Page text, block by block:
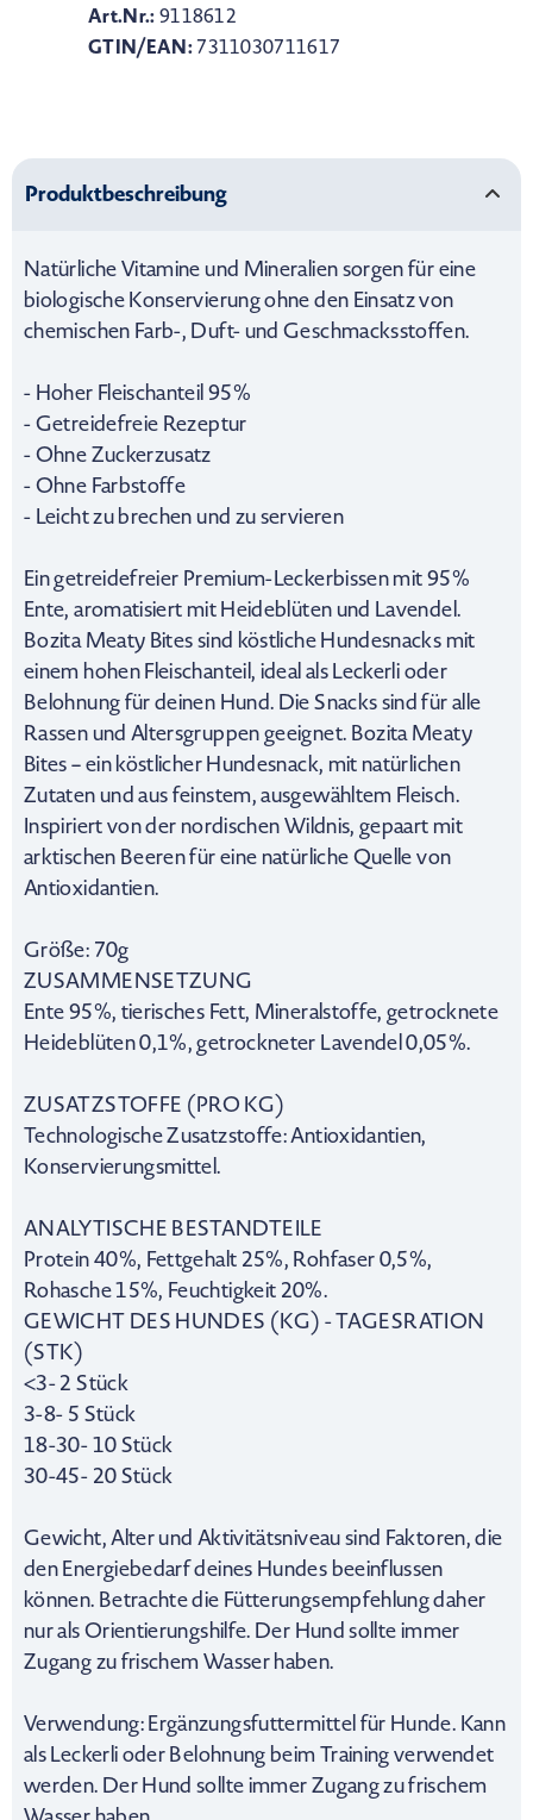
Art.Nr.:9118612
GTIN/EAN:7311030711617
Produktbeschreibung
Natürliche Vitamine und Mineralien sorgen für eine
biologische Konservierung ohne den Einsatz von
chemischen Farb-, Duft- und Geschmacksstoffen.
- Hoher Fleischanteil 95%
- Getreidefreie Rezeptur
- Ohne Zuckerzusatz
- Ohne Farbstoffe
- Leicht zu brechen und zu servieren
Ein getreidefreier Premium-Leckerbissen mit 95%
Ente, aromatisiert mit Heideblüten und Lavendel.
Bozita Meaty Bites sind köstliche Hundesnacks mit
einem hohen Fleischanteil, ideal als Leckerli oder
Belohnung für deinen Hund. Die Snacks sind für alle
Rassen und Altersgruppen geeignet. Bozita Meaty
Bites – ein köstlicher Hundesnack, mit natürlichen
Zutaten und aus feinstem, ausgewähltem Fleisch.
Inspiriert von der nordischen Wildnis, gepaart mit
arktischen Beeren für eine natürliche Quelle von
Antioxidantien.
Größe: 70g
ZUSAMMENSETZUNG
Ente 95%, tierisches Fett, Mineralstoffe, getrocknete
Heideblüten 0,1%, getrockneter Lavendel 0,05%.
ZUSATZSTOFFE (PRO KG)
Technologische Zusatzstoffe: Antioxidantien,
Konservierungsmittel.
ANALYTISCHE BESTANDTEILE
Protein 40%, Fettgehalt 25%, Rohfaser 0,5%,
Rohasche 15%, Feuchtigkeit 20%.
GEWICHT DES HUNDES (KG) - TAGESRATION
(STK)
<3- 2 Stück
3-8- 5 Stück
18-30- 10 Stück
30-45- 20 Stück
Gewicht, Alter und Aktivitätsniveau sind Faktoren, die
den Energiebedarf deines Hundes beeinflussen
können. Betrachte die Fütterungsempfehlung daher
nur als Orientierungshilfe. Der Hund sollte immer
Zugang zu frischem Wasser haben.
Verwendung: Ergänzungsfuttermittel für Hunde. Kann
als Leckerli oder Belohnung beim Training verwendet
werden. Der Hund sollte immer Zugang zu frischem